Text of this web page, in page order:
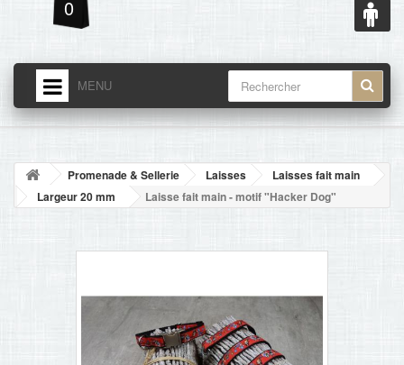
0
MENU
ACCUEIL
NOUVELLES
ACCUEIL
Promenade & Sellerie Laisses
Laisses fait main
Largeur 20 mm
Laisse fait main - motif "Hacker Dog"